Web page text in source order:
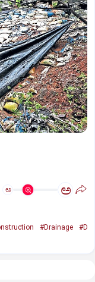
ಅ ಅ
#Drainage
#D